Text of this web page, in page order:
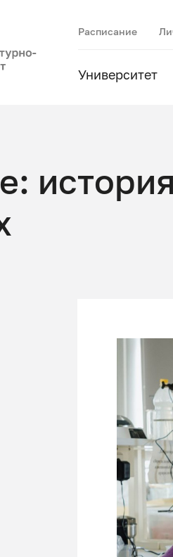
Расписание
Университет